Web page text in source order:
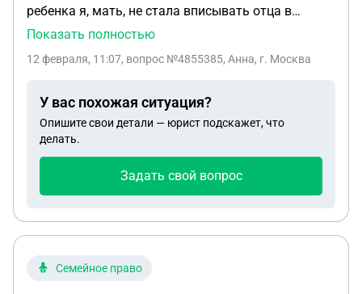
ребенка я, мать, не стала вписывать отца в
свидетельство о рождении. Сейчас ситуация
даже за сад, но при этом я получаю пособие
как малообеспеченные. Скажите, пожалуйста,
стоит ли затевать эту процедуру об алиментах.
Боюсь, чтобы не остаться без пособия от
Показать полностью
12 февраля, 11:07, вопрос №4855385, Анна, г. Москва
У вас похожая ситуация?
Опишите свои детали — юрист подскажет, что
делать.
Задать свой вопрос
Семейное право